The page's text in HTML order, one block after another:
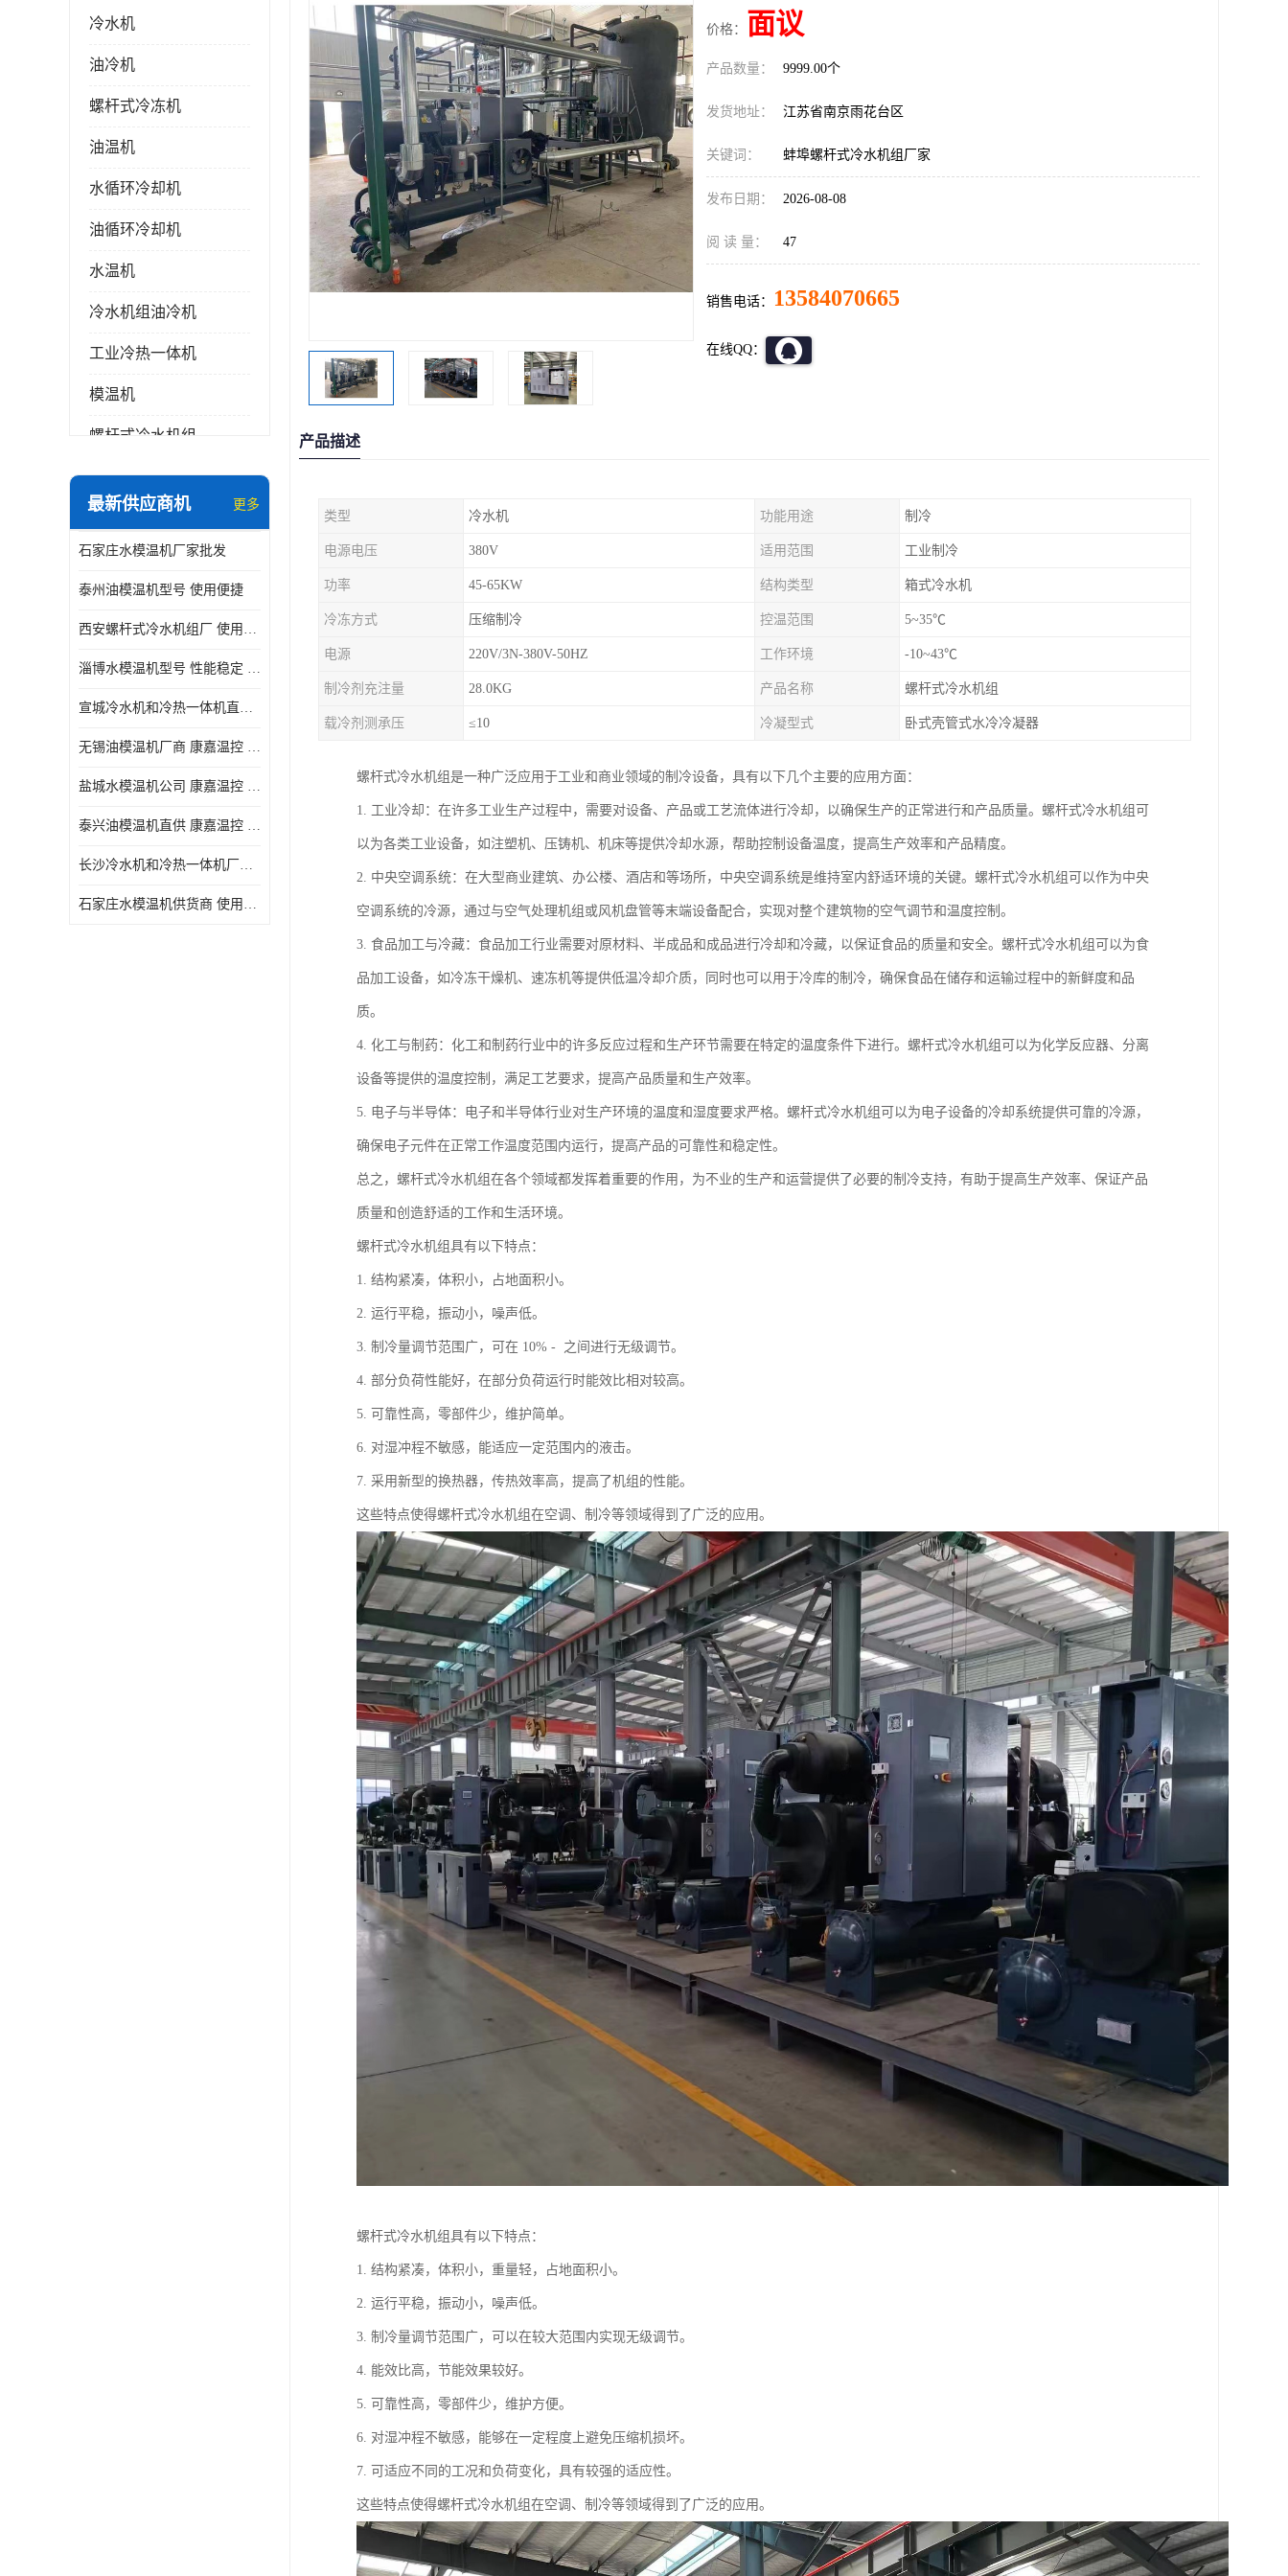
冷水机
油冷机
螺杆式冷冻机
油温机
水循环冷却机
油循环冷却机
水温机
冷水机组油冷机
工业冷热一体机
模温机
螺杆式冷水机组
冷水机和冷热一体机
防爆冷水机
最新供应商机 更多
石家庄水模温机厂家批发
泰州油模温机型号 使用便捷
西安螺杆式冷水机组厂 使用便捷
淄博水模温机型号 性能稳定 康嘉温控
宣城冷水机和冷热一体机直供 操作方便
无锡油模温机厂商 康嘉温控 性能稳定
盐城水模温机公司 康嘉温控 操作方便
泰兴油模温机直供 康嘉温控 使用便捷
长沙冷水机和冷热一体机厂家电话 库存充足
石家庄水模温机供货商 使用便捷
价格： 面议
产品数量： 9999.00个
发货地址： 江苏省南京雨花台区
关键词： 蚌埠螺杆式冷水机组厂家
发布日期： 2026-08-08
阅 读 量： 47
销售电话： 13584070665
在线QQ：
产品描述
类型 冷水机 功能用途 制冷
电源电压 380V 适用范围 工业制冷
功率 45-65KW 结构类型 箱式冷水机
冷冻方式 压缩制冷 控温范围 5~35℃
电源 220V/3N-380V-50HZ 工作环境 -10~43℃
制冷剂充注量 28.0KG 产品名称 螺杆式冷水机组
载冷剂测承压 ≤10 冷凝型式 卧式壳管式水冷冷凝器
螺杆式冷水机组是一种广泛应用于工业和商业领域的制冷设备，具有以下几个主要的应用方面：
1. 工业冷却：在许多工业生产过程中，需要对设备、产品或工艺流体进行冷却，以确保生产的正常进行和产品质量。螺杆式冷水机组可
以为各类工业设备，如注塑机、压铸机、机床等提供冷却水源，帮助控制设备温度，提高生产效率和产品精度。
2. 中央空调系统：在大型商业建筑、办公楼、酒店和等场所，中央空调系统是维持室内舒适环境的关键。螺杆式冷水机组可以作为中央
空调系统的冷源，通过与空气处理机组或风机盘管等末端设备配合，实现对整个建筑物的空气调节和温度控制。
3. 食品加工与冷藏：食品加工行业需要对原材料、半成品和成品进行冷却和冷藏，以保证食品的质量和安全。螺杆式冷水机组可以为食
品加工设备，如冷冻干燥机、速冻机等提供低温冷却介质，同时也可以用于冷库的制冷，确保食品在储存和运输过程中的新鲜度和品
质。
4. 化工与制药：化工和制药行业中的许多反应过程和生产环节需要在特定的温度条件下进行。螺杆式冷水机组可以为化学反应器、分离
设备等提供的温度控制，满足工艺要求，提高产品质量和生产效率。
5. 电子与半导体：电子和半导体行业对生产环境的温度和湿度要求严格。螺杆式冷水机组可以为电子设备的冷却系统提供可靠的冷源，
确保电子元件在正常工作温度范围内运行，提高产品的可靠性和稳定性。
总之，螺杆式冷水机组在各个领域都发挥着重要的作用，为不业的生产和运营提供了必要的制冷支持，有助于提高生产效率、保证产品
质量和创造舒适的工作和生活环境。
螺杆式冷水机组具有以下特点：
1. 结构紧凑，体积小，占地面积小。
2. 运行平稳，振动小，噪声低。
3. 制冷量调节范围广，可在 10% - 之间进行无级调节。
4. 部分负荷性能好，在部分负荷运行时能效比相对较高。
5. 可靠性高，零部件少，维护简单。
6. 对湿冲程不敏感，能适应一定范围内的液击。
7. 采用新型的换热器，传热效率高，提高了机组的性能。
这些特点使得螺杆式冷水机组在空调、制冷等领域得到了广泛的应用。
螺杆式冷水机组具有以下特点：
1. 结构紧凑，体积小，重量轻，占地面积小。
2. 运行平稳，振动小，噪声低。
3. 制冷量调节范围广，可以在较大范围内实现无级调节。
4. 能效比高，节能效果较好。
5. 可靠性高，零部件少，维护方便。
6. 对湿冲程不敏感，能够在一定程度上避免压缩机损坏。
7. 可适应不同的工况和负荷变化，具有较强的适应性。
这些特点使得螺杆式冷水机组在空调、制冷等领域得到了广泛的应用。